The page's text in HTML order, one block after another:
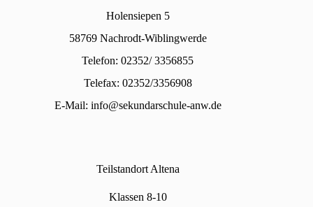
Holensiepen 5
58769 Nachrodt-Wiblingwerde
Telefon: 02352/ 3356855
Telefax: 02352/3356908
E-Mail: info@sekundarschule-anw.de
Teilstandort Altena
Klassen 8-10